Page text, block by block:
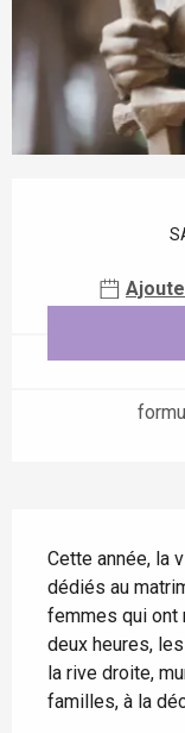
Cette année, la
dédiés au
femmes qui ont
deux heures,
la rive droite,
familles, à la